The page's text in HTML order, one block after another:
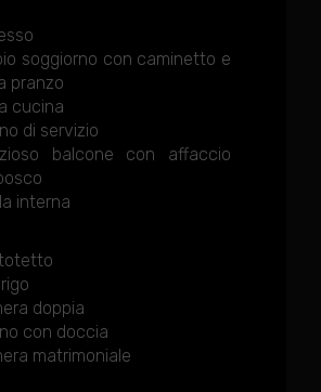
soggiorno con caminetto e
pranzo
cucina
di servizio
balcone con affaccio
interna
doppia
con doccia
matrimoniale